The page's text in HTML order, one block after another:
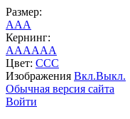
Размер:
AAA
Кернинг:
AAAAAA
Цвет: CCC
Изображения Вкл.Выкл.
Обычная версия сайта
Войти